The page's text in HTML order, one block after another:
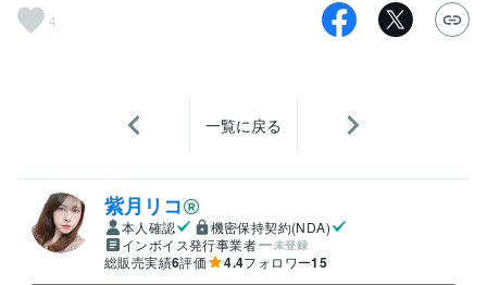
4
一覧に戻る
紫月リコ
本人確認
機密保持契約(NDA)
インボイス発行事業者
未登録
総販売実績6評価 4.4フォロワー15